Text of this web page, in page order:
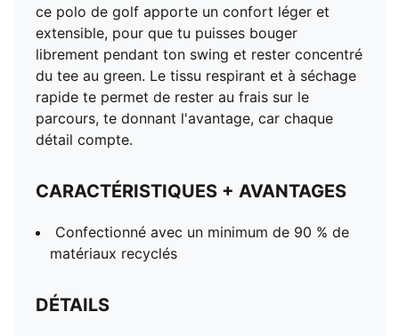
ce polo de golf apporte un confort léger et
extensible, pour que tu puisses bouger
librement pendant ton swing et rester concentré
du tee au green. Le tissu respirant et à séchage
rapide te permet de rester au frais sur le
parcours, te donnant l'avantage, car chaque
détail compte.
CARACTÉRISTIQUES + AVANTAGES
Confectionné avec un minimum de 90 % de
matériaux recyclés
DÉTAILS